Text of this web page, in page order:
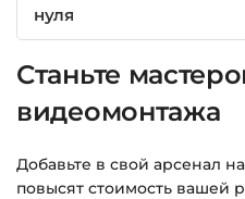
нуля
Станьте
видеомонтажа
Добавьте в свой арсенал
повысят стоимость вашей